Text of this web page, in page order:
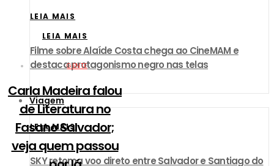
LEIA MAIS
Filme sobre Alaíde Costa chega ao CineMAM e
destaca protagonismo negro nas telas
Viagem
LEIA MAIS
SKY retoma voo direto entre Salvador e Santiago do
LEIA MAIS
GENTE
Carla Madeira falou
de Literatura no
Fasano Salvador;
veja quem passou